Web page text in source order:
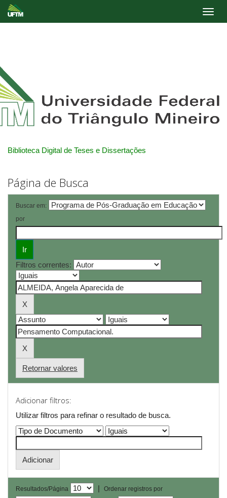
Biblioteca Digital de Teses e Dissertações
Página de Busca
Buscar em:
por
Filtros correntes:
Retornar valores
Adicionar filtros:
Utilizar filtros para refinar o resultado de busca.
Resultados/Página |
Ordenar registros por